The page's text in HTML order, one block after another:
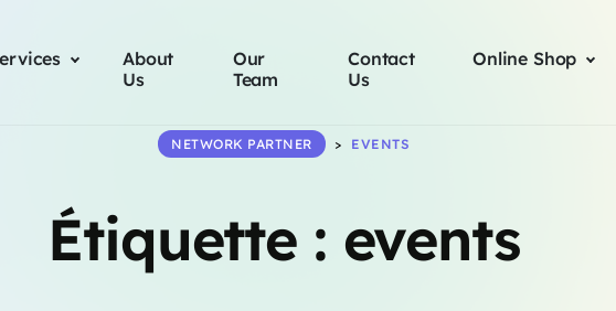
About
Us
Our
Team
Contact
Us
Online Shop
Étiquette : events
NETWORK PARTNER > EVENTS